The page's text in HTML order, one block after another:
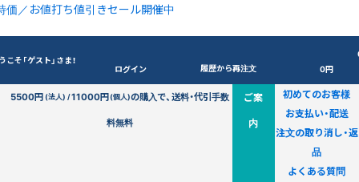
価／お値打ち値引きセール開催中
こそ「ゲスト」さま！
ログイン 履歴から再注文
0円
5500円(法人) /11000円(個人)の購入で、送料・代引手数
料無料
ご案
内
初めてのお客様
お支払い・配送
注文の取り消し・返
品
よくある質問